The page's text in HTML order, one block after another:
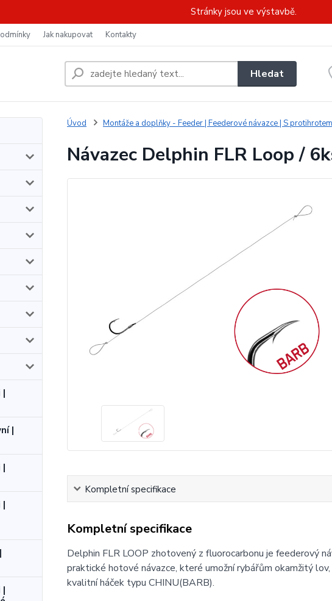
Stránky jsou ve výstavbě.
Jak nakupovat Kontakty
Hledat
|
|
|
|
|
Úvod Montáže a doplňky - Feeder | Feederové návazce | S
Návazec Delphin FLR Loop /
Kompletní specifikace
Kompletní specifikace
Delphin FLR LOOP zhotovený z fluorocarbonu je feederový
praktické hotové návazce, které umožní rybářům okamžitý
kvalitní háček typu CHINU(BARB).